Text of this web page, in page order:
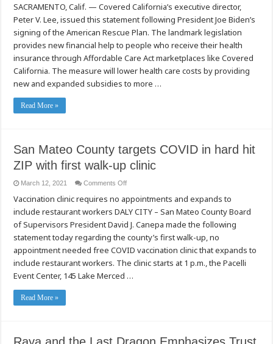
California
Hails
the
of
American
Rescue
Plan
Which
Benefit
SACRAMENTO, Calif. — Covered California’s executive director,
Peter V. Lee, issued this statement following President Joe Biden’s
signing of the American Rescue Plan. The landmark legislation
provides new financial help to people who receive their health
insurance through Affordable Care Act marketplaces like Covered
California. The measure will lower health care costs by providing
new and expanded subsidies to more …
Read More »
San Mateo County targets COVID in hard hit
ZIP with first walk-up clinic
March 12, 2021 Comments Offon
Mateo
County
targets
in
hit
ZIP
with
first
up
Vaccination clinic requires no appointments and expands to
include restaurant workers DALY CITY – San Mateo County Board
of Supervisors President David J. Canepa made the following
statement today regarding the county’s first walk-up, no
appointment needed free COVID vaccination clinic that expands to
include restaurant workers. The clinic starts at 1 p.m., the Pacelli
Event Center, 145 Lake Merced …
Read More »